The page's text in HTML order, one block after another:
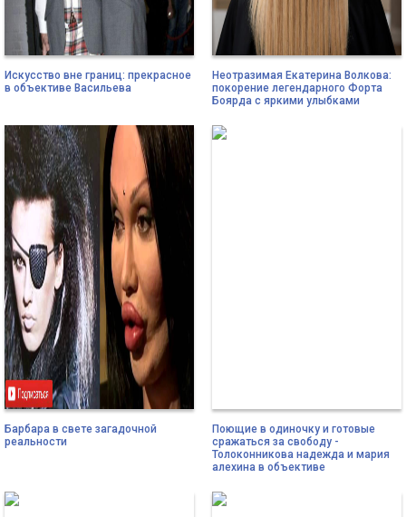
Искусство вне границ: прекрасное
в объективе Васильева
Неотразимая Екатерина Волкова:
покорение легендарного Форта
Боярда с яркими улыбками
Барбара в свете загадочной
реальности
Поющие в одиночку и готовые
сражаться за свободу -
Толоконникова надежда и мария
алехина в объективе